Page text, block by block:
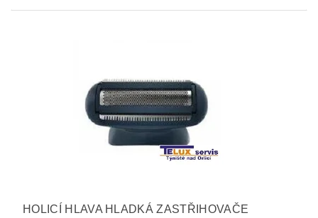
HOLICÍ HLAVA HLADKÁ ZASTŘIHOVAČE